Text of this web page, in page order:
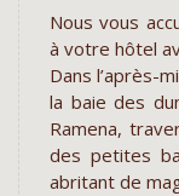
Nous vous
à votre hôtel
Dans l’après-
la baie des
Ramena,
des petites
abritant de